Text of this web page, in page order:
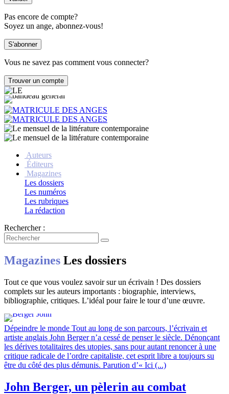
Pas encore de compte?
Soyez un ange, abonnez-vous!
Vous ne savez pas comment vous connecter?
Auteurs
Éditeurs
Magazines
Les dossiers
Les numéros
Les rubriques
La rédaction
Rechercher :
Magazines Les dossiers
Tout ce que vous voulez savoir sur un écrivain ! Des dossiers
complets sur les auteurs importants : biographie, interviews,
bibliographie, critiques. L’idéal pour faire le tour d’une œuvre.
Dépeindre le monde Tout au long de son parcours, l’écrivain et
artiste anglais John Berger n’a cessé de penser le siècle. Dénonçant
les dérives totalitaires des utopies, sans pour autant renoncer à une
critique radicale de l’ordre capitaliste, cet esprit libre a toujours su
être du côté des plus démunis. Parution d’« Ici (...)
John Berger, un pèlerin au combat